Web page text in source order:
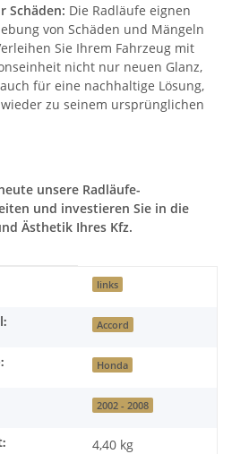
Schäden: Die Radläufe eignen
von Schäden und Mängeln
Sie Ihrem Fahrzeug mit
nicht nur neuen Glanz,
für eine nachhaltige Lösung,
zu seinem ursprünglichen
unsere Radläufe-
und investieren Sie in die
Ästhetik Ihres Kfz.
links
Accord
Honda
2002 - 2008
4,40 kg